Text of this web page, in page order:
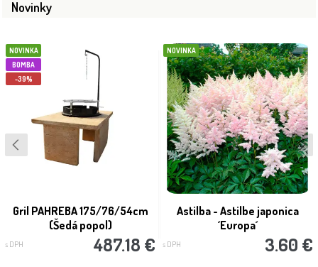
Novinky
NOVINKA
BOMBA
-39%
Gril PAHREBA 175/76/54cm
(Šedá popol)
s DPH 487.18 €
NOVINKA
Astilba - Astilbe japonica
´Europa´
s DPH 3.60 €